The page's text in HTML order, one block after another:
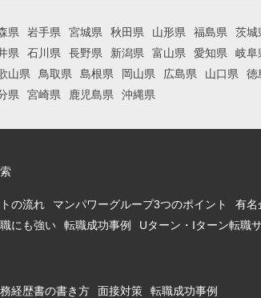
県 岩手県 宮城県 秋田県 山形県 福島県 茨城
県 石川県 長野県 新潟県 富山県 愛知県 岐阜
山県 鳥取県 島根県 岡山県 広島県 山口県 徳
県 宮崎県 鹿児島県 沖縄県
の流れ マンパワーグループ3つのポイント
有名
にも強い
転職成功事例 Uターン・Iターン転職
経歴書の書き方 面接対策 転職成功事例